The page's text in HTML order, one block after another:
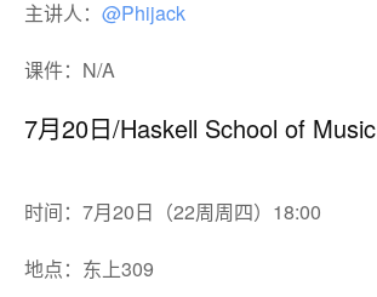
主讲人： @Phijack
课件：N/A
7月20日/Haskell School of Music
时间：7月20日（22周周四）18:00
地点：东上309